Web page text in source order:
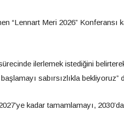
“Lennart Meri 2026” Konferansı
ilerlemek istediğini
sabırsızlıkla bekliyoruz”
kadar tamamlamayı,